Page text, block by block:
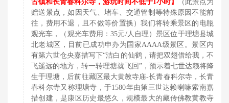
古镇和长青春科尔寺，游玩时间不低于1小时】
（此景点为
赠送景点，如因天气、堵车、交通管制等特殊原因不能前
往，费用不退，且不做等价置换）我们将转乘景区的电瓶
观光车，（观光车费用：35元/人自理）景区位于理塘县城
北老城区，目前已成功申办为国家AAAA级景区。景区内
有第六世仓央嘉措写下“洁白的仙鹤，请把双翅借给我，不
飞遥远的地方，转一转理塘就飞回”，预示着七世达赖将降
生于理塘，后前往藏区最大黄教寺庙-长青春科尔寺，长青
春科尔寺又称理塘寺，于1580年由第三世达赖喇嘛索南嘉
措创建，是康区历史最悠久，规模最大的藏传佛教黄教寺